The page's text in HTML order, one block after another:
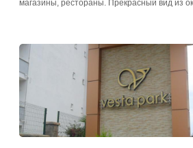
магазины, рестораны. Прекрасный вид из